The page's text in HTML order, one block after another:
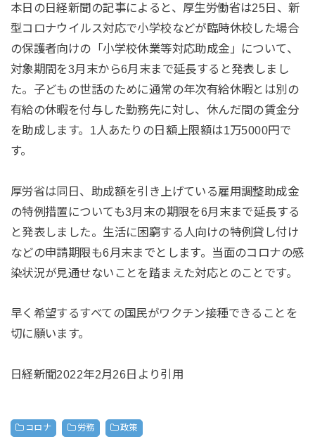
本日の日経新聞の記事によると、厚生労働省は25日、新
型コロナウイルス対応で小学校などが臨時休校した場合
の保護者向けの「小学校休業等対応助成金」について、
対象期間を3月末から6月末まで延長すると発表しまし
た。子どもの世話のために通常の年次有給休暇とは別の
有給の休暇を付与した勤務先に対し、休んだ間の賃金分
を助成します。1人あたりの日額上限額は1万5000円で
す。
厚労省は同日、助成額を引き上げている雇用調整助成金
の特例措置についても3月末の期限を6月末まで延長する
と発表しました。生活に困窮する人向けの特例貸し付け
などの申請期限も6月末までとします。当面のコロナの感
染状況が見通せないことを踏まえた対応とのことです。
早く希望するすべての国民がワクチン接種できることを
切に願います。
日経新聞2022年2月26日より引用
コロナ 労務 政策